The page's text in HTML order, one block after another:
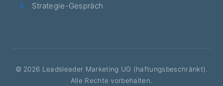
Strategie-Gespräch
© 2026 Leadsleader Marketing UG (haftungsbeschränkt).
Alle Rechte vorbehalten.